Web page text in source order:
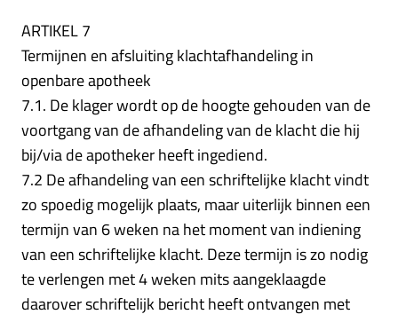
ARTIKEL 7
Termijnen en afsluiting klachtafhandeling in
openbare apotheek
7.1. De klager wordt op de hoogte gehouden van de
voortgang van de afhandeling van de klacht die hij
bij/via de apotheker heeft ingediend.
7.2 De afhandeling van een schriftelijke klacht vindt
zo spoedig mogelijk plaats, maar uiterlijk binnen een
termijn van 6 weken na het moment van indiening
van een schriftelijke klacht. Deze termijn is zo nodig
te verlengen met 4 weken mits aangeklaagde
daarover schriftelijk bericht heeft ontvangen met